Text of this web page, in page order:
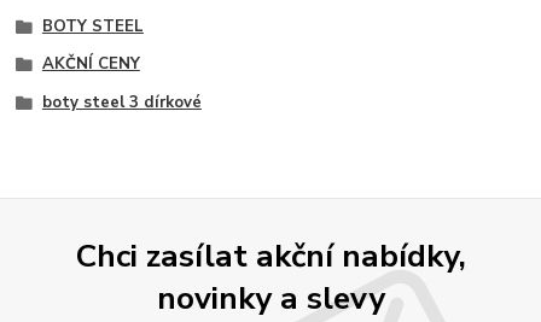
BOTY STEEL
AKČNÍ CENY
boty steel 3 dírkové
Chci zasílat akční nabídky,
novinky a slevy